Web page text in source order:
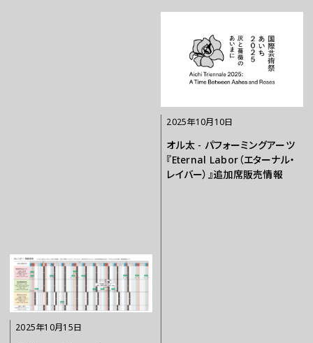
2025年10月15日
2025年10月10日
オル太 - パフォーミングアーツ
『Eternal Labor（エターナル・
レイバー）』追加席販売情報